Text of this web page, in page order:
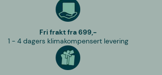
Fri frakt fra 699,-
1 - 4 dagers klimakompensert levering